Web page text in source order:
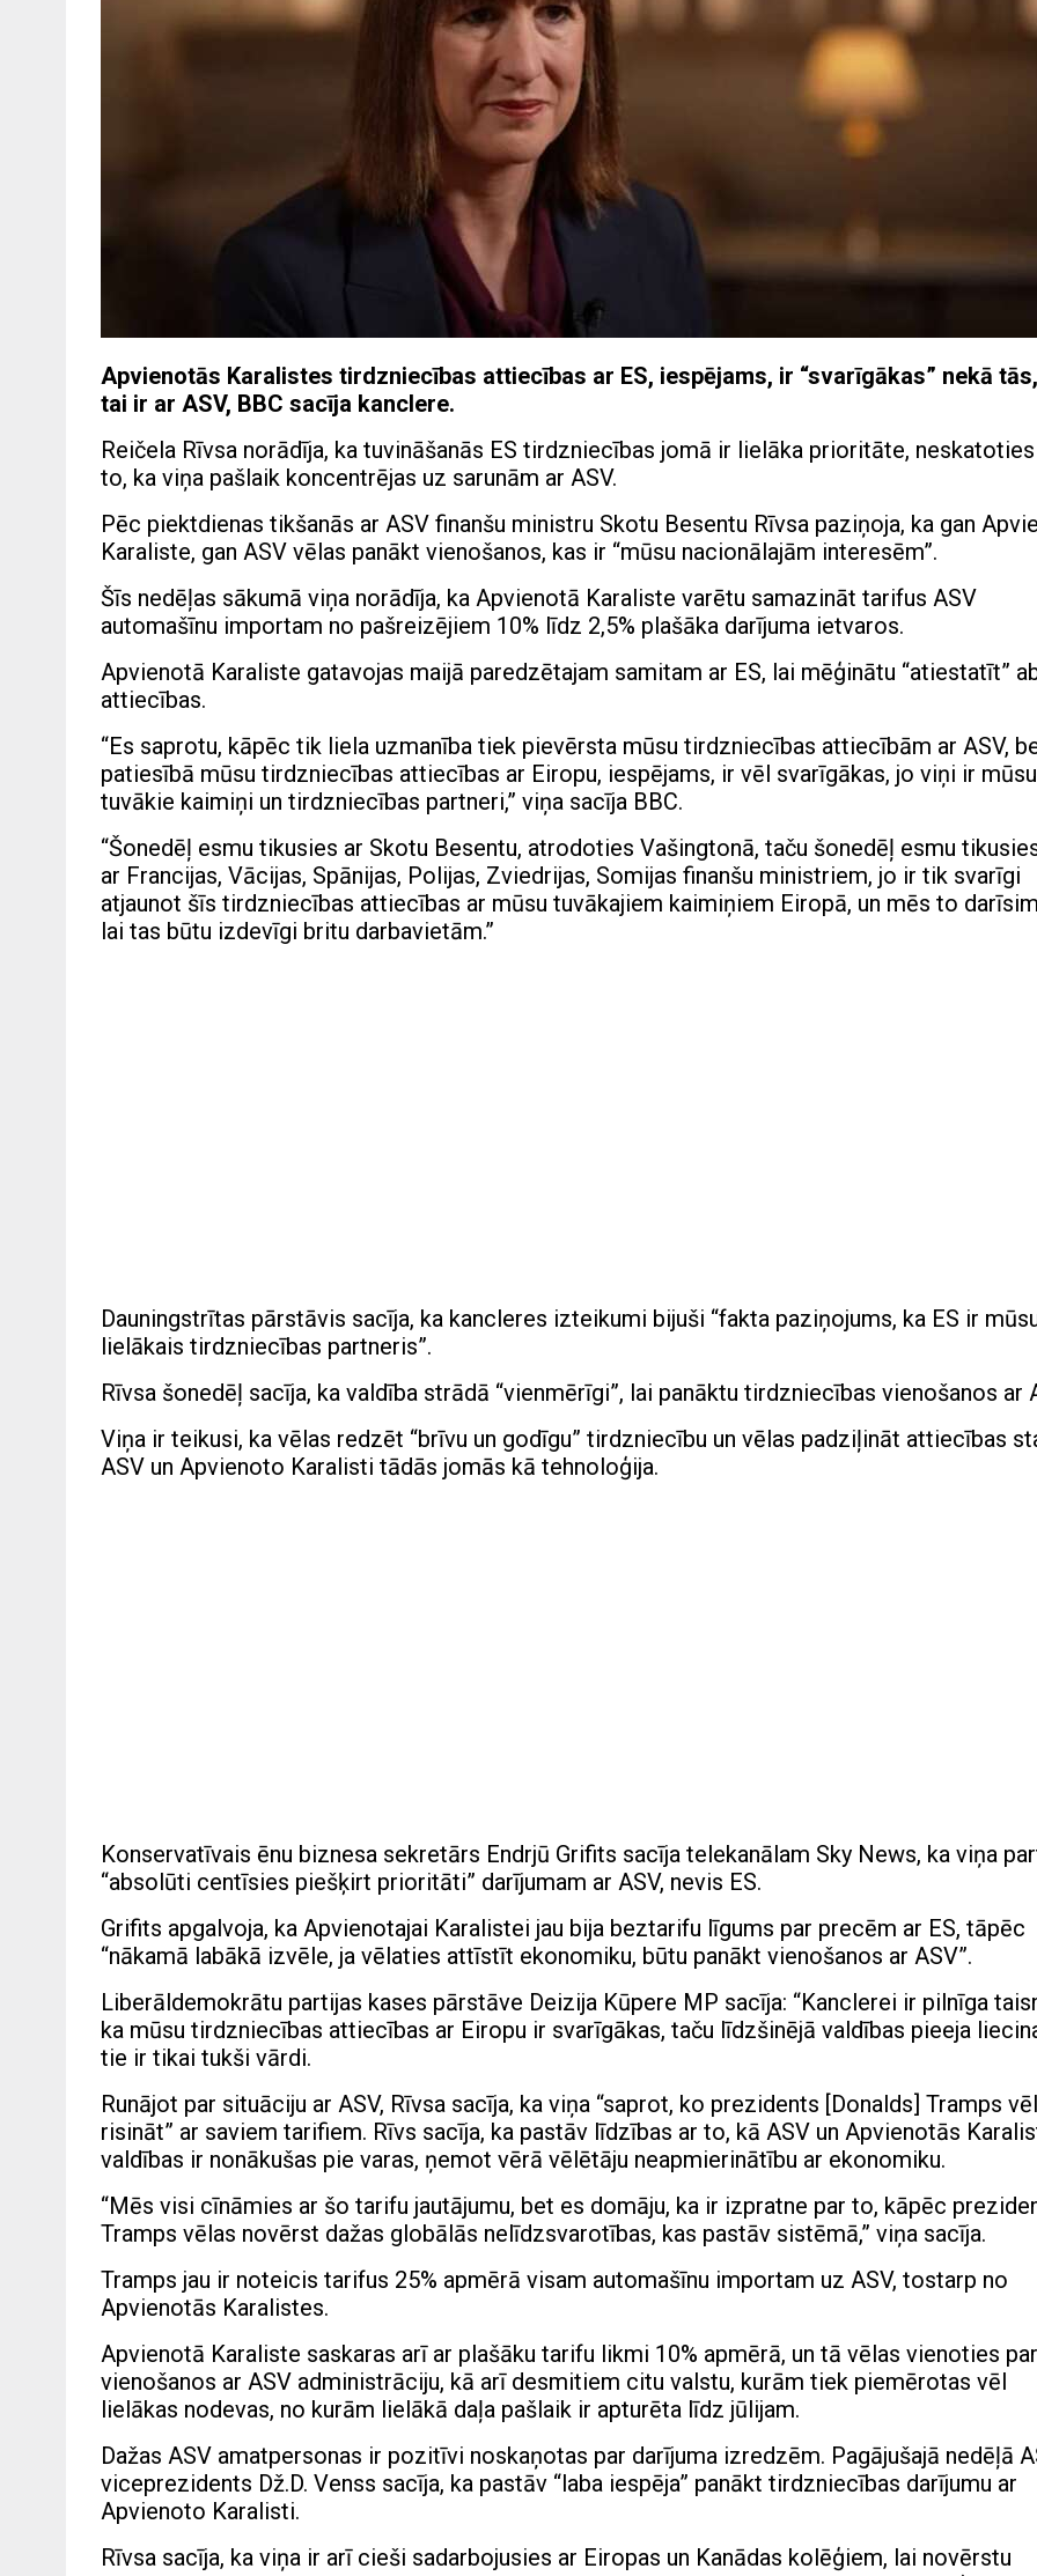
Apvienotās Karalistes tirdzniecības attiecības ar ES, iespējams, ir “svarīgākas” nekā
tai ir ar ASV, BBC sacīja kanclere.
Reičela Rīvsa norādīja, ka tuvināšanās ES tirdzniecības jomā ir lielāka prioritāte,
to, ka viņa pašlaik koncentrējas uz sarunām ar ASV.
Pēc piektdienas tikšanās ar ASV finanšu ministru Skotu Besentu Rīvsa paziņoja, ka gan
Karaliste, gan ASV vēlas panākt vienošanos, kas ir “mūsu nacionālajām interesēm”.
Šīs nedēļas sākumā viņa norādīja, ka Apvienotā Karaliste varētu samazināt tarifus ASV
automašīnu importam no pašreizējiem 10% līdz 2,5% plašāka darījuma ietvaros.
Apvienotā Karaliste gatavojas maijā paredzētajam samitam ar ES, lai mēģinātu “atiestatīt”
attiecības.
“Es saprotu, kāpēc tik liela uzmanība tiek pievērsta mūsu tirdzniecības attiecībām ar ASV,
patiesībā mūsu tirdzniecības attiecības ar Eiropu, iespējams, ir vēl svarīgākas, jo viņi ir mūsu
tuvākie kaimiņi un tirdzniecības partneri,” viņa sacīja BBC.
“Šonedēļ esmu tikusies ar Skotu Besentu, atrodoties Vašingtonā, taču šonedēļ esmu
ar Francijas, Vācijas, Spānijas, Polijas, Zviedrijas, Somijas finanšu ministriem, jo ​​ir tik svarīgi
atjaunot šīs tirdzniecības attiecības ar mūsu tuvākajiem kaimiņiem Eiropā, un mēs to
lai tas būtu izdevīgi britu darbavietām.”
Dauningstrītas pārstāvis sacīja, ka kancleres izteikumi bijuši “fakta paziņojums, ka ES ir
lielākais tirdzniecības partneris”.
Rīvsa šonedēļ sacīja, ka valdība strādā “vienmērīgi”, lai panāktu tirdzniecības vienošanos ar
Viņa ir teikusi, ka vēlas redzēt “brīvu un godīgu” tirdzniecību un vēlas padziļināt attiecības
ASV un Apvienoto Karalisti tādās jomās kā tehnoloģija.
Konservatīvais ēnu biznesa sekretārs Endrjū Grifits sacīja telekanālam Sky News, ka viņa
“absolūti centīsies piešķirt prioritāti” darījumam ar ASV, nevis ES.
Grifits apgalvoja, ka Apvienotajai Karalistei jau bija beztarifu līgums par precēm ar ES, tāpēc
“nākamā labākā izvēle, ja vēlaties attīstīt ekonomiku, būtu panākt vienošanos ar ASV”.
Liberāldemokrātu partijas kases pārstāve Deizija Kūpere MP sacīja: “Kanclerei ir pilnīga
ka mūsu tirdzniecības attiecības ar Eiropu ir svarīgākas, taču līdzšinējā valdības pieeja
tie ir tikai tukši vārdi.
Runājot par situāciju ar ASV, Rīvsa sacīja, ka viņa “saprot, ko prezidents [Donalds] Tramps
risināt” ar saviem tarifiem. Rīvs sacīja, ka pastāv līdzības ar to, kā ASV un Apvienotās
valdības ir nonākušas pie varas, ņemot vērā vēlētāju neapmierinātību ar ekonomiku.
“Mēs visi cīnāmies ar šo tarifu jautājumu, bet es domāju, ka ir izpratne par to, kāpēc
Tramps vēlas novērst dažas globālās nelīdzsvarotības, kas pastāv sistēmā,” viņa sacīja.
Tramps jau ir noteicis tarifus 25% apmērā visam automašīnu importam uz ASV, tostarp no
Apvienotās Karalistes.
Apvienotā Karaliste saskaras arī ar plašāku tarifu likmi 10% apmērā, un tā vēlas vienoties par
vienošanos ar ASV administrāciju, kā arī desmitiem citu valstu, kurām tiek piemērotas vēl
lielākas nodevas, no kurām lielākā daļa pašlaik ir apturēta līdz jūlijam.
Dažas ASV amatpersonas ir pozitīvi noskaņotas par darījuma izredzēm. Pagājušajā nedēļā
viceprezidents Dž.D. Venss sacīja, ka pastāv “laba iespēja” panākt tirdzniecības darījumu ar
Apvienoto Karalisti.
Rīvsa sacīja, ka viņa ir arī cieši sadarbojusies ar Eiropas un Kanādas kolēģiem, lai novērstu